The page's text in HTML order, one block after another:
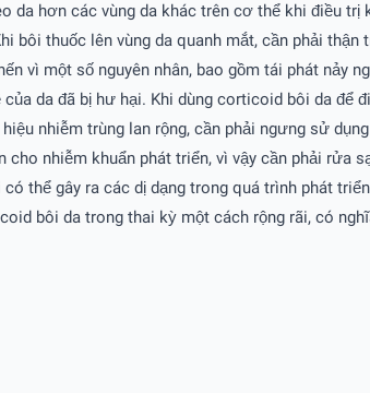
da hơn các vùng da khác trên cơ thể khi điều
bôi thuốc lên vùng da quanh mắt, cần phải
vì một số nguyên nhân, bao gồm tái phát nảy
da đã bị hư hại. Khi dùng corticoid bôi da để
nhiễm trùng lan rộng, cần phải ngưng sử
nhiễm khuẩn phát triển, vì vậy cần phải rửa
thể gây ra các dị dạng trong quá trình phát
bôi da trong thai kỳ một cách rộng rãi, có